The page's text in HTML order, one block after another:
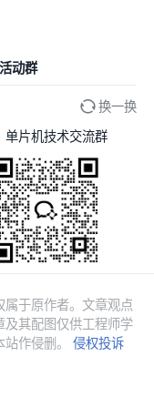
活动群
换一换
单片机技术交流群
属于原作者。文章观点
及其配图仅供工程师学
站作侵删。侵权投诉